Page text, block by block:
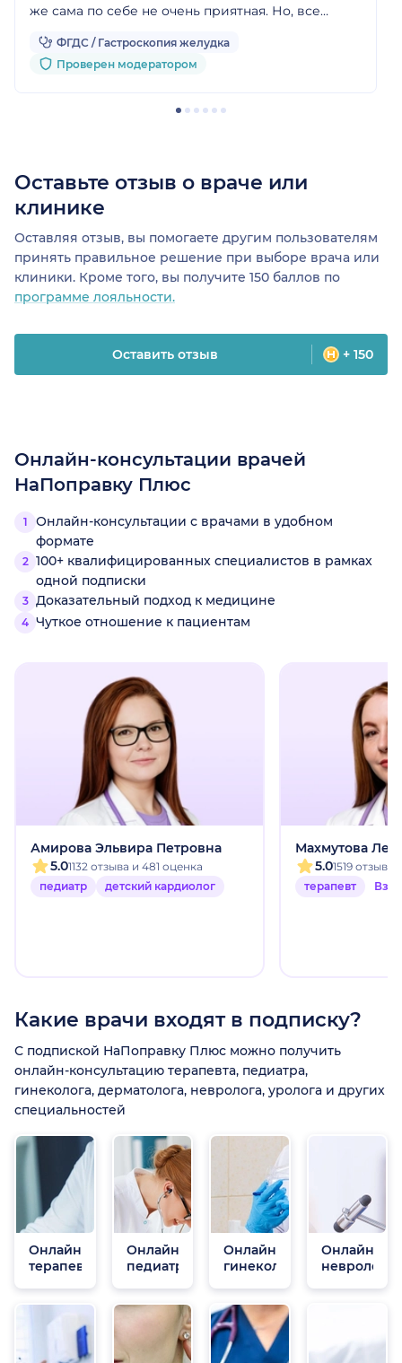
же сама по себе не очень приятная. Но, все
Ложкиной А.Р.!
ФГДС / Гастроскопия желудка
Проверен модератором
Оставьте отзыв о враче или
клинике
Оставляя отзыв, вы помогаете другим пользователям
принять правильное решение при выборе врача или
клиники. Кроме того, вы получите 150 баллов по
программе лояльности.
Оставить отзыв + 150
Онлайн-консультации врачей
НаПоправку Плюс
Онлайн-консультации с врачами в удобном
формате
100+ квалифицированных специалистов в рамках
одной подписки
Доказательный подход к медицине
Чуткое отношение к пациентам
Амирова Эльвира Петровна
5.01132 отзыва и 481 оценка
педиатр
детский кардиолог
Махмутова
5.01519
терапевт
Какие врачи входят в подписку?
С подпиской НаПоправку Плюс можно получить
онлайн-консультацию терапевта, педиатра,
гинеколога, дерматолога, невролога, уролога и других
специальностей
Онлайн
терапевты
Онлайн
педиатры
Онлайн
гинекологи
Онлайн
неврологи